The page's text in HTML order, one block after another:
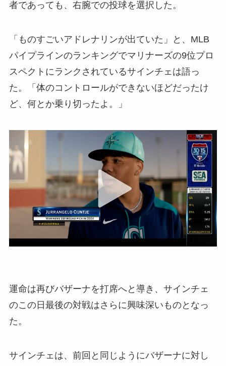
者であっても、右腕での投球を選択した。
「ものすごいアドレナリンが出ていた」と、MLB
パイプラインのランキングでマリナーズの9位プロ
スペクトにランクされているサインチェは語っ
た。「体のコントロールができないほどだったけ
ど、何とか乗り切ったよ。」
運命は再びバザーナを打席へと導き、サインチェ
のこの日最後の対戦はさらに興味深いものとなっ
た。
サインチェは、前回と同じようにバザーナに対し